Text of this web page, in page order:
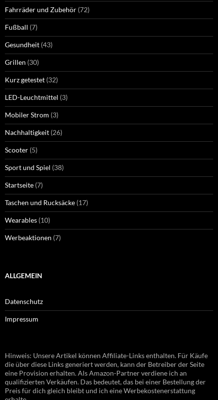
Fahrräder und Zubehör (72)
Fußball (7)
Gesundheit (43)
Grillen (30)
Kurz getestet (32)
LED-Leuchtmittel (3)
Mobiler Strom (3)
Nachhaltigkeit (26)
Scooter (5)
Sport und Spiel (38)
Startseite (7)
Taschen und Rucksäcke (17)
Wearables (10)
Werbeaktionen (7)
ALLGEMEIN
Datenschutz
Impressum
Hinweis: Unsere Artikel können Affiliate-Links enthalten. Für Käufe
die über diese Links generiert werden, kann der Betreiber der Seite
eine Provision erhalten. Als Amazon-Partner verdiene ich an
qualifizierten Verkäufen. Das bedeutet, das bei einer Bestellung der
Preis für dich gleich bleibt und ich eine Werbekostenerstattung